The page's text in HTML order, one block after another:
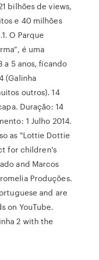
bilhões de views,
e 40 milhões
O Parque
é uma
a 5 anos, ficando
(Galinha
outros). 14
Duração: 14
1 Julho 2014.
as "Lottie Dottie
for children's
and Marcos
Produções.
and are
on YouTube.
2 with the